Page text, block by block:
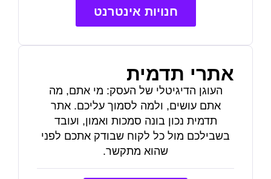
אתרי תדמית
העוגן הדיגיטלי של העסק: מי אתם, מה
אתם עושים, ולמה לסמוך עליכם. אתר
תדמית נכון בונה סמכות ואמון, ועובד
בשבילכם מול כל לקוח שבודק אתכם לפני
שהוא מתקשר.
חנויות אינטרנט